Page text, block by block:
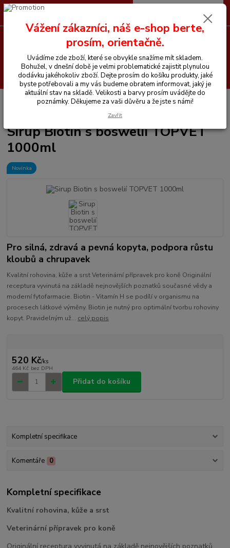
Hledat
+420 605 255 500 0 Kč
Vitamíny a krmiva pro koně
Sirup Biotin s boswelií TOPVET
Sirup Biotin s boswelií TOPVET
1000ml
Novinka
Pro silná, zdravá a pevná kopyta, podpora růstu
kloubů a chrupavek
Kvalitní rohovina, kůže a srst Veterinární přípravek pro koně Originální
receptura vyvinutá na základě nejnovějších poznatků současné vědy a
moderní fytofarmacie. Biotin - Vitamín H se podílí v organismu na
procesech látkové výměny. Biotin je nutný pro optimální tvorbu rohoviny
kopyt. Pravidelným už... celý popis
520 Kč/ks
464 Kč bez DPH
Přidat do košíku
Kompletní specifikace
Komentáře 0
Kompletní specifikace
Kvalitní rohovina, kůže a srst
Veterinární přípravek pro koně
Originální receptura vyvinutá na základě nejnovějších poznatků
Vážení zákazníci, náš e-shop berte,
prosím, orientačně.
Uvádíme zde zboží, které se obvykle snažíme mít skladem.
Bohužel, v dnešní době je velmi problematické zajistit plynulou
dodávku jakéhokoliv zboží. Dejte prosím do košíku produkty, jaké
byste potřebovali a my vás budeme obratem informovat, jaký je
aktuální stav na skladě. Velikosti a barvy prosím uvádějte do
poznámky. Děkujeme za vaši důvěru a že jste s námi!
Zavřít